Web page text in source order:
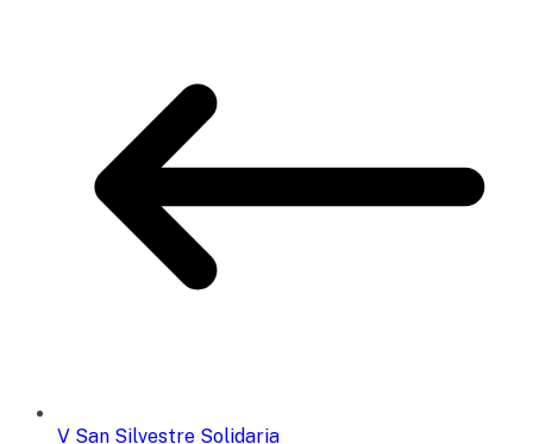
V San Silvestre Solidaria